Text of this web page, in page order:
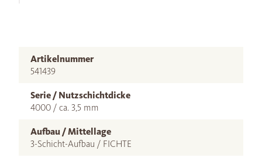
Artikelnummer
541439
Serie / Nutzschichtdicke
4000 / ca. 3,5 mm
Aufbau / Mittellage
3-Schicht-Aufbau / FICHTE